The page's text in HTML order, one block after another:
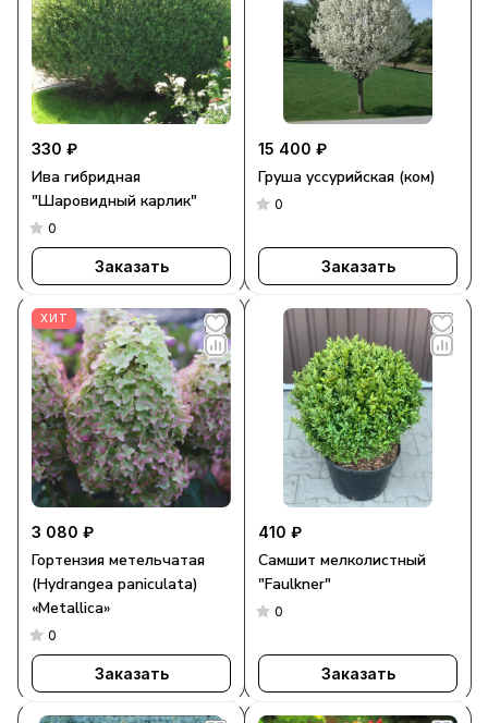
330 ₽
Ива гибридная
"Шаровидный карлик"
0
Заказать
15 400 ₽
Груша уссурийская (ком)
0
Заказать
ХИТ
3 080 ₽
Гортензия метельчатая
(Hydrangea paniculata)
«Metallica»
0
Заказать
410 ₽
Самшит мелколистный
"Faulkner"
0
Заказать